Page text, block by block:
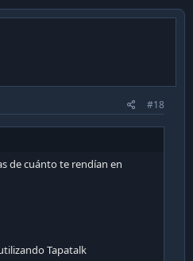
#18
de cuánto te rendían en
Tapatalk